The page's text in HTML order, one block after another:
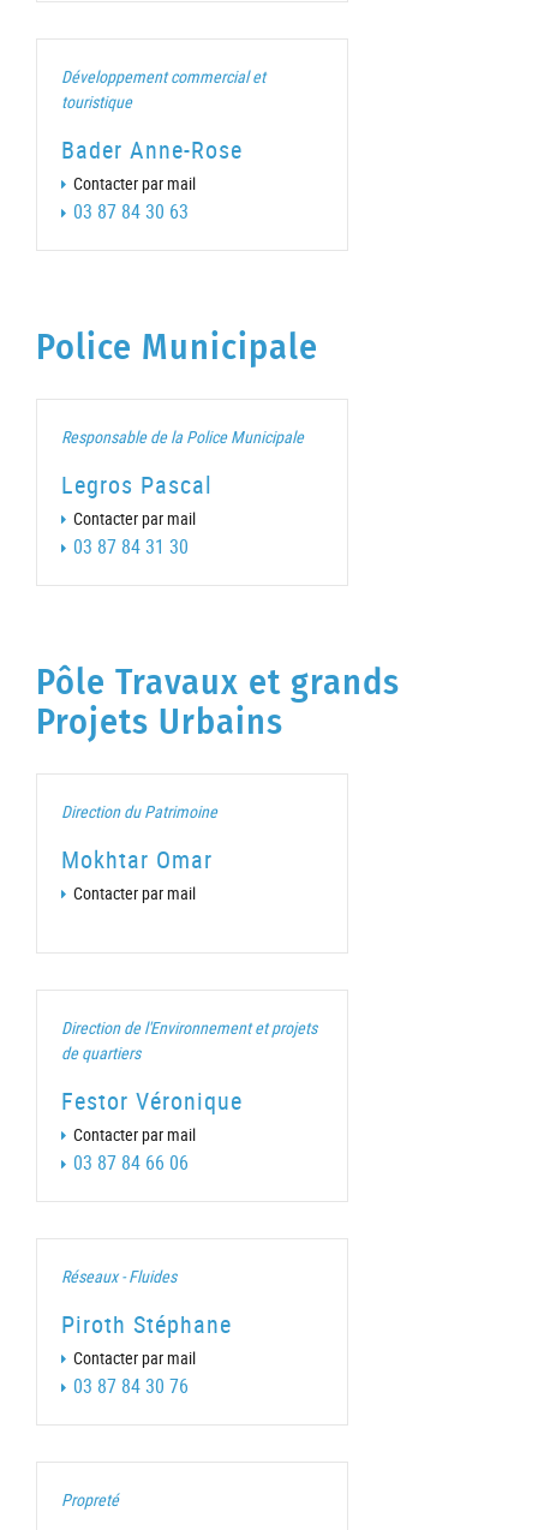
Développement commercial et
touristique
Bader Anne-Rose
Contacter par mail
03 87 84 30 63
Police Municipale
Responsable de la Police Municipale
Legros Pascal
Contacter par mail
03 87 84 31 30
Pôle Travaux et grands
Projets Urbains
Direction du Patrimoine
Mokhtar Omar
Contacter par mail
Direction de l'Environnement et projets
de quartiers
Festor Véronique
Contacter par mail
03 87 84 66 06
Réseaux - Fluides
Piroth Stéphane
Contacter par mail
03 87 84 30 76
Propreté